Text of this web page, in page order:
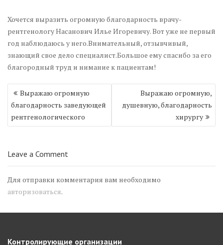
Хочется выразить огромную благодарность врачу-
рентгенологу Насанович Илье Игоревичу. Вот уже не первый
год наблюдаюсь у него.Внимательный, отзывчивый,
знающий свое дело специалист.Большое ему спасибо за его
благородный труд и нимание к пациентам!
Навигация
по
записям
Выражаю огромную
благодарность заведующей
рентгенологического
Выражаю огромную,
душевную, благодарность
хирургу
Leave a Comment
Для отправки комментария вам необходимо
авторизоваться.
Контролирующие организации